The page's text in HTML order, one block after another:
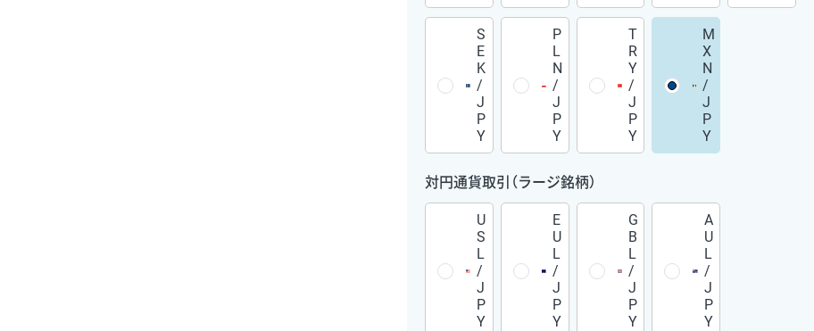
S
E
K
/
J
P
Y
P
L
N
/
J
P
Y
T
R
Y
/
J
P
Y
M
X
N
/
J
P
Y
対円通貨取引（ラージ銘柄）
U
S
L
/
J
P
Y
E
U
L
/
J
P
Y
G
B
L
/
J
P
Y
A
U
L
/
J
P
Y